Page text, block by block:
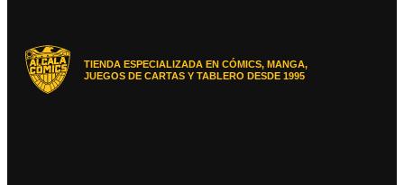
TIENDA ESPECIALIZADA EN CÓMICS, MANGA,
JUEGOS DE CARTAS Y TABLERO DESDE 1995